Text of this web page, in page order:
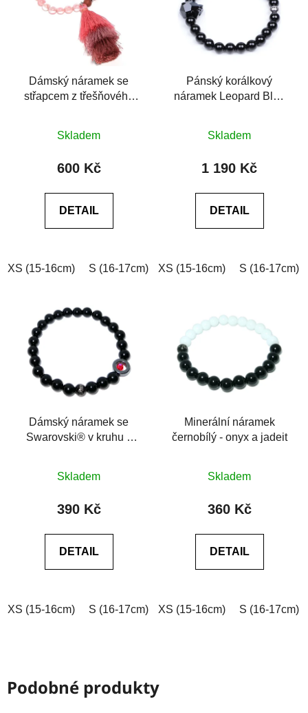
Dámský náramek se
střapcem z třešňového
Skladem
600 Kč
DETAIL
XS (15-16cm) S (16-17cm) M (17-18cm) L (18-19cm)
Pánský korálkový
náramek Leopard Blue
hodnocení
produktu
z
Skladem
1 190 Kč
DETAIL
XS (15-16cm) S (16-17cm)
Dámský náramek se
Swarovski® v kruhu z
Skladem
390 Kč
DETAIL
XS (15-16cm) S (16-17cm) M (17-18cm) L (18-19cm)
Minerální náramek
černobílý - onyx a jadeit
hodnocení
produktu
z
Skladem
360 Kč
DETAIL
XS (15-16cm) S (16-17cm)
Podobné produkty